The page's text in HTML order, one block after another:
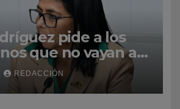
pide a los
que no vayan a
para no obstaculizar
de rescate
REDACCIÓN